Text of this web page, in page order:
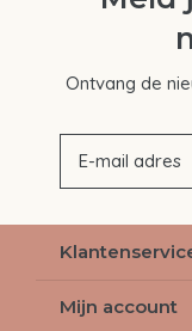
Ontvang de
Mijn account